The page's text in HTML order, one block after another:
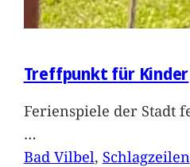
Treffpunkt für Kinder
Ferienspiele der Stadt
…
Bad Vilbel, Schlagzeilen